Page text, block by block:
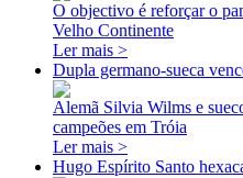
O objectivo é reforçar o
Velho Continente
Ler mais >
Dupla germano-sueca
Alemã Silvia Wilms e
campeões em Tróia
Ler mais >
Hugo Espírito Santo